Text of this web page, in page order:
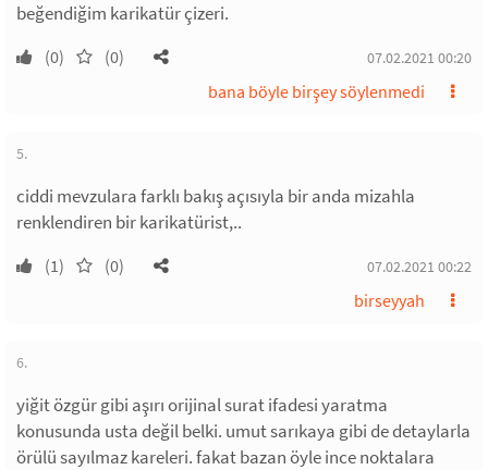
beğendiğim karikatür çizeri.
(0) (0) 07.02.2021 00:20
bana böyle birşey söylenmedi
5.
ciddi mevzulara farklı bakış açısıyla bir anda mizahla
renklendiren bir karikatürist,..
(1) (0) 07.02.2021 00:22
birseyyah
6.
yiğit özgür gibi aşırı orijinal surat ifadesi yaratma
konusunda usta değil belki. umut sarıkaya gibi de detaylarla
örülü sayılmaz kareleri. fakat bazan öyle ince noktalara